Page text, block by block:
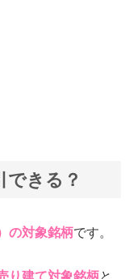
できる？
の対象銘柄です。